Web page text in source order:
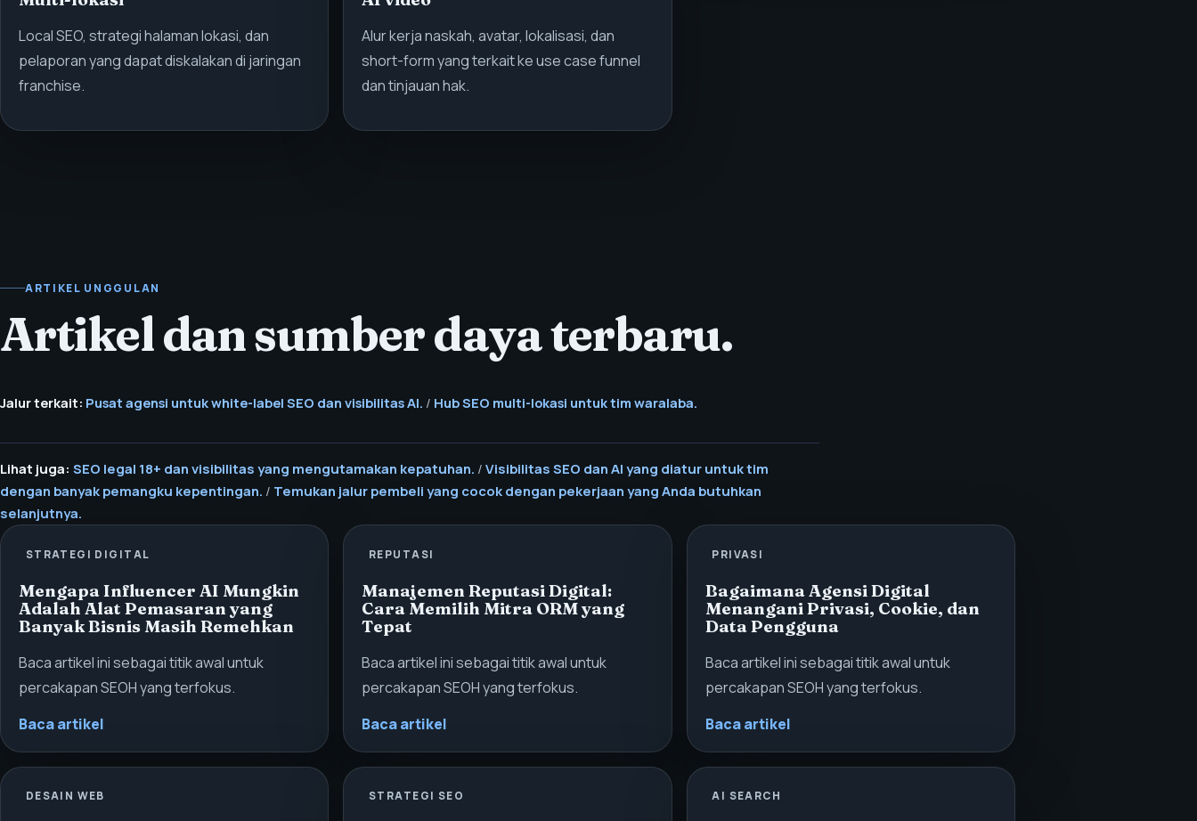
Local SEO, strategi halaman lokasi, dan
pelaporan yang dapat diskalakan di jaringan
franchise.
Alur kerja naskah, avatar, lokalisasi, dan
short-form yang terkait ke use case funnel
dan tinjauan hak.
ARTIKEL UNGGULAN
Artikel dan sumber daya terbaru.
Jalur terkait: Pusat agensi untuk white-label SEO dan visibilitas AI. / Hub SEO multi-lokasi untuk tim waralaba.
Lihat juga: SEO legal 18+ dan visibilitas yang mengutamakan kepatuhan. / Visibilitas SEO dan AI yang diatur untuk tim
dengan banyak pemangku kepentingan. / Temukan jalur pembeli yang cocok dengan pekerjaan yang Anda butuhkan
selanjutnya.
STRATEGI DIGITAL
Mengapa Influencer AI Mungkin
Adalah Alat Pemasaran yang
Banyak Bisnis Masih Remehkan
Baca artikel ini sebagai titik awal untuk
percakapan SEOH yang terfokus.
Baca artikel
REPUTASI
Manajemen Reputasi Digital:
Cara Memilih Mitra ORM yang
Tepat
Baca artikel ini sebagai titik awal untuk
percakapan SEOH yang terfokus.
Baca artikel
PRIVASI
Bagaimana Agensi Digital
Menangani Privasi, Cookie, dan
Data Pengguna
Baca artikel ini sebagai titik awal untuk
percakapan SEOH yang terfokus.
Baca artikel
DESAIN WEB STRATEGI SEO AI SEARCH